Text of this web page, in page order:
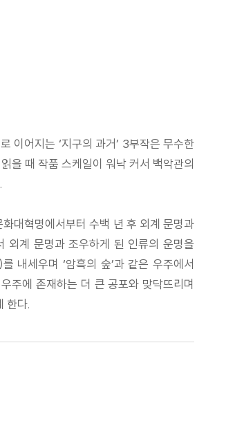
이어지는 ‘지구의 과거’ 3부작은 무수한
을 때 작품 스케일이 워낙 커서 백악관의
화대혁명에서부터 수백 년 후 외계 문명과
외계 문명과 조우하게 된 인류의 운명을
내세우며 ‘암흑의 숲’과 같은 우주에서
주에 존재하는 더 큰 공포와 맞닥뜨리며
한다.